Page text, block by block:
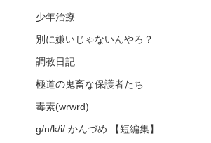
少年治療
別に嫌いじゃないんやろ？
調教日記
極道の鬼畜な保護者たち
毒素(wrwrd)
g/n/k/i/ かんづめ 【短編集】